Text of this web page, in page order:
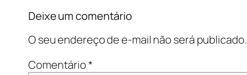
Deixe um comentário
O seu endereço de e-mail não será publicado.
Comentário*